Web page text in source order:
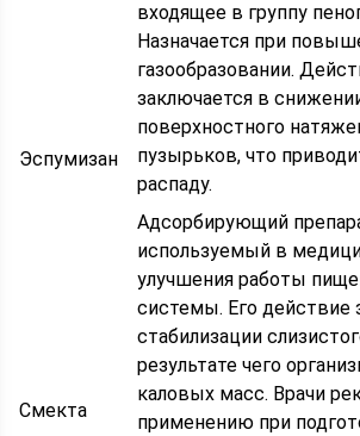
Эспумизан
входящее в группу
Назначается при
газообразовании.
заключается в
поверхностного
пузырьков, что
распаду.
Смекта
Адсорбирующий
используемый в
улучшения работы
системы. Его действие
стабилизации
результате чего
каловых масс. Врачи
применению при